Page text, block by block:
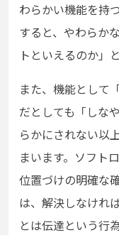
わらかい機能を持
すると、やわらか
トといえるのか」
また、機能として
だとしても「しな
らかにされない以
まいます。ソフト
位置づけの明確な
は、解決しなけれ
とは伝達という行